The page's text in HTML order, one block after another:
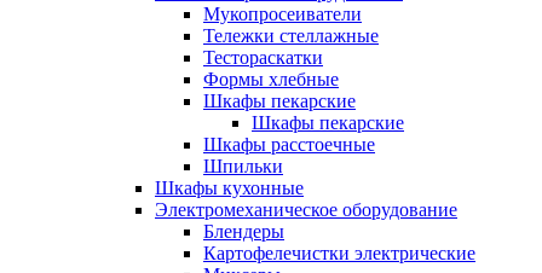
Мукопросеиватели
Тележки стеллажные
Тестораскатки
Формы хлебные
Шкафы пекарские
Шкафы пекарские
Шкафы расстоечные
Шпильки
Шкафы кухонные
Электромеханическое оборудование
Блендеры
Картофелечистки электрические